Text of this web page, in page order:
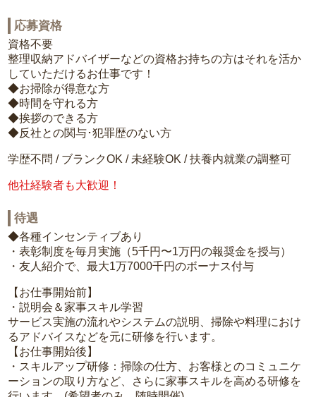
応募資格
資格不要
整理収納アドバイザーなどの資格お持ちの方はそれを活か
していただけるお仕事です！
◆お掃除が得意な方
◆時間を守れる方
◆挨拶のできる方
◆反社との関与･犯罪歴のない方
学歴不問 / ブランクOK / 未経験OK / 扶養内就業の調整可
他社経験者も大歓迎！
待遇
◆各種インセンティブあり
・表彰制度を毎月実施（5千円〜1万円の報奨金を授与）
・友人紹介で、最大1万7000千円のボーナス付与
【お仕事開始前】
・説明会＆家事スキル学習
サービス実施の流れやシステムの説明、掃除や料理におけ
るアドバイスなどを元に研修を行います。
【お仕事開始後】
・スキルアップ研修：掃除の仕方、お客様とのコミュニケ
ーションの取り方など、さらに家事スキルを高める研修を